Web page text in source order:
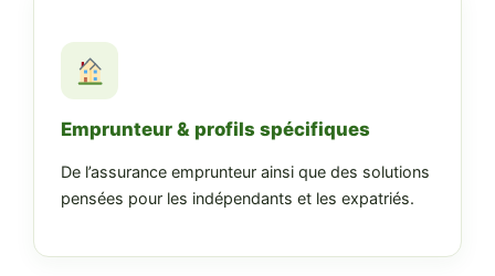
Emprunteur & profils spécifiques
De l’assurance emprunteur ainsi que des solutions
pensées pour les indépendants et les expatriés.